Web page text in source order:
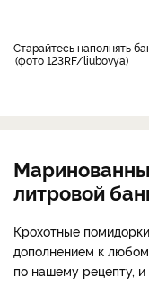
Старайтесь наполнять
фото 123RF/liubovya
литровой
Крохотные
дополнением к
по нашему рецепту,